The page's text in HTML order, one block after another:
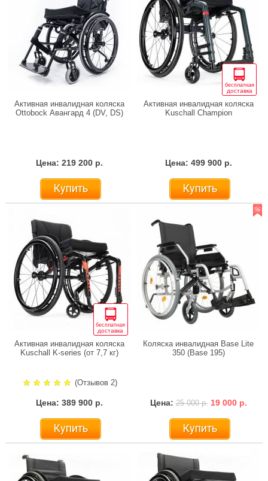
Активная инвалидная коляска
Ottobock Авангард 4 (DV, DS)
Цена: 219 200 р.
Купить
бесплатная
доставка
Активная инвалидная коляска
Kuschall Champion
Цена: 499 900 р.
Купить
бесплатная
доставка
Активная инвалидная коляска
Kuschall K-series (от 7,7 кг)
(Отзывов 2)
Цена: 389 900 р.
Купить
Коляска инвалидная Base Lite
350 (Base 195)
Цена:25 000 р. 19 000 р.
Купить